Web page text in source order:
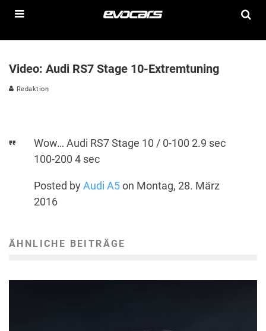
Video: Audi RS7 Stage 10-Extremtuning
Redaktion
Wow… Audi RS7 Stage 10 / 0-100 2.9 sec
100-200 4 sec
Posted byAudi A5on Montag, 28. März
2016
ÄHNLICHE BEITRÄGE